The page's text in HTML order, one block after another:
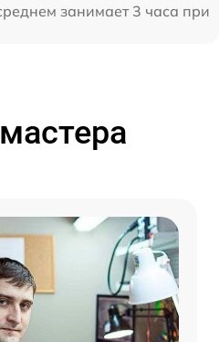
занимает 3 часа при